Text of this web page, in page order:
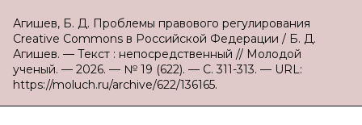
Агишев, Б. Д. Проблемы правового регулирования
Creative Commons в Российской Федерации / Б. Д.
Агишев. — Текст : непосредственный // Молодой
ученый. — 2026. — № 19 (622). — С. 311-313. — URL:
https://moluch.ru/archive/622/136165.